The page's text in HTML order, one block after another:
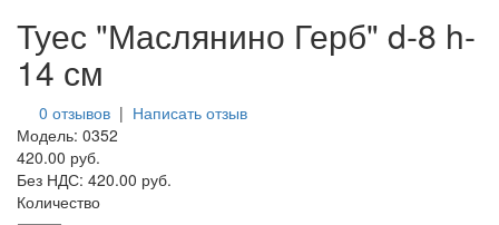
Туес "Маслянино Герб" d-8 h-
14 см
0 отзывов | Написать отзыв
Модель: 0352
420.00 руб.
Без НДС: 420.00 руб.
Количество